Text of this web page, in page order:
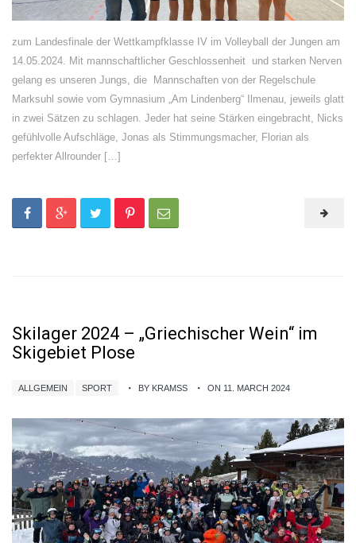
zum Landesfinale der Wettkampfklasse IV im Volleyball der Jungen am
14.05.2024. Mit mannschaftlicher Geschlossenheit und starken Nerven
gelang es unseren Jungs, die Mannschaften von der Regelschule
Marksuhl sowie vom Gymnasium „Am Lindenberg“ Ilmenau, jeweils glatt
in zwei Sätzen zu schlagen. Jeder hat seine Stärken eingebracht, Nicks
gefühlvolle Aufschläge, Jonas als Stimmungsmacher, Florian als
perfekter Allrounder […]
Skilager 2024 – „Griechischer Wein“ im
Skigebiet Plose
ALLGEMEIN SPORT BY KRAMSS ON 11. MARCH 2024